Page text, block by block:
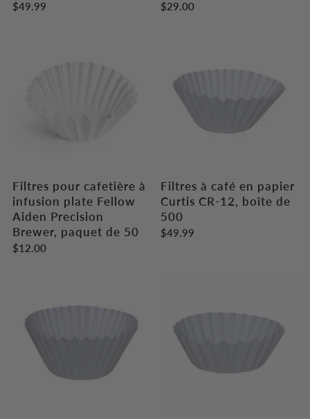
$49.99 $29.00
Filtres pour cafetière à
infusion plate Fellow
Aiden Precision
Brewer, paquet de 50
$12.00
Filtres à café en papier
Curtis CR-12, boîte de
500
$49.99